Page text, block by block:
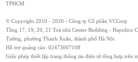
TPHCM
© Copyright 2010 - 2026 - Công ty Cổ phần VCCorp
Tầng 17, 19, 20, 21 Toà nhà Center Building - Hapulico
Tưởng, phường Thanh Xuân, thành phố Hà Nội
Hỗ trợ quảng cáo: 02473007108
Giấy phép thiết lập trang thông tin điện tử tổng hợp trên